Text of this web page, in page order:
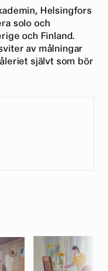
Helsingfors
solo och
och Finland.
av målningar
självt som bör